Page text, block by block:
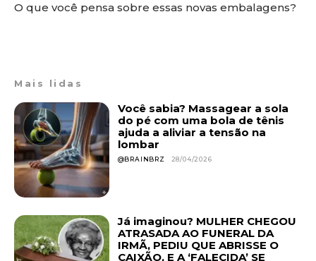
O que você pensa sobre essas novas embalagens?
Mais lidas
Você sabia? Massagear a sola
do pé com uma bola de tênis
ajuda a aliviar a tensão na
lombar
@BRAINBRZ 28/04/2026
Já imaginou? MULHER CHEGOU
ATRASADA AO FUNERAL DA
IRMÃ, PEDIU QUE ABRISSE O
CAIXÃO, E A ‘FALECIDA’ SE